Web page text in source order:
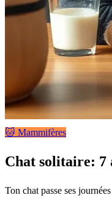
🐱 Mammifères
Chat solitaire: 7
Ton chat passe ses